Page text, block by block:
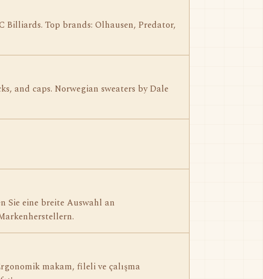
Top brands: Olhausen, Predator,
and caps. Norwegian sweaters by Dale
Sie eine breite Auswahl an
makam, fileli ve çalışma